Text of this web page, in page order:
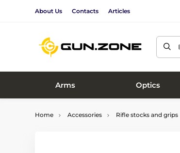
About Us Contacts Articles
Arms Optics
Home Accessories Rifle stocks and grips